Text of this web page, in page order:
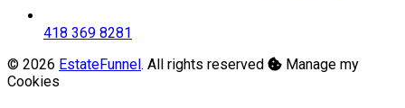
418 369 8281
© 2026 EstateFunnel. All rights reserved
Manage my
Cookies